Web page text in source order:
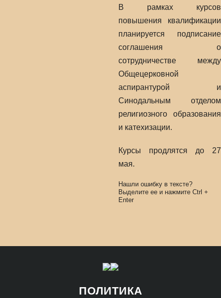
В рамках курсов
повышения квалификации
планируется подписание
соглашения о
сотрудничестве между
Общецерковной
аспирантурой и
Синодальным отделом
религиозного образования
и катехизации.
Курсы продлятся до 27
мая.
Нашли ошибку в тексте?
Выделите ее и нажмите Ctrl +
Enter
ПОЛИТИКА